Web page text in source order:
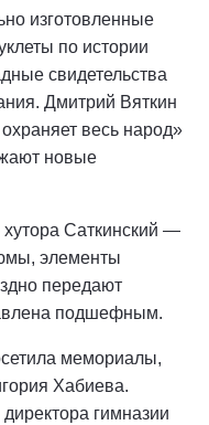
изготовленные
по истории
свидетельства
Дмитрий Вяткин
весь народ»
новые
хутора Саткинский —
элементы
передают
подшефным.
мемориалы,
Хабиева.
гимназии